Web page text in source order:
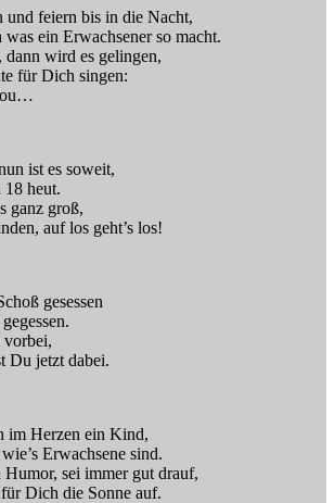
und feiern bis in die Nacht,
ein Erwachsener so macht.
wird es gelingen,
für Dich singen:
ist es soweit,
heut.
ganz groß,
auf los geht’s los!
gesessen
vorbei,
Du jetzt dabei.
im Herzen ein Kind,
Erwachsene sind.
sei immer gut drauf,
Dich die Sonne auf.